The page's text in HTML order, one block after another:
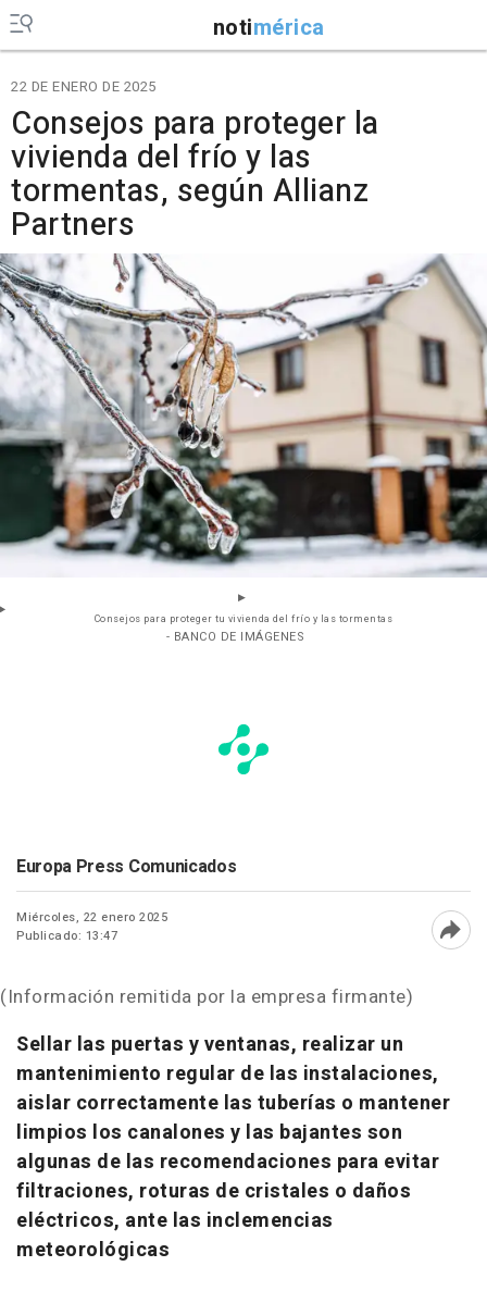
notimérica
22 DE ENERO DE 2025
Consejos para proteger la
vivienda del frío y las
tormentas, según Allianz
Partners
Consejos para proteger tu vivienda del frío y las tormentas
- BANCO DE IMÁGENES
Europa Press Comunicados
Miércoles, 22 enero 2025
Publicado: 13:47
(Información remitida por la empresa firmante)
Sellar las puertas y ventanas, realizar un
mantenimiento regular de las instalaciones,
aislar correctamente las tuberías o mantener
limpios los canalones y las bajantes son
algunas de las recomendaciones para evitar
filtraciones, roturas de cristales o daños
eléctricos, ante las inclemencias
meteorológicas